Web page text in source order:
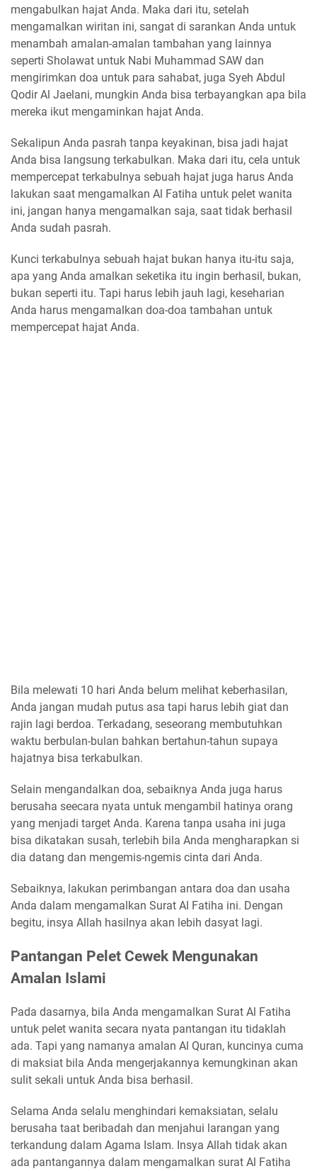
mengabulkan hajat Anda. Maka dari itu, setelah
mengamalkan wiritan ini, sangat di sarankan Anda untuk
menambah amalan-amalan tambahan yang lainnya
seperti Sholawat untuk Nabi Muhammad SAW dan
mengirimkan doa untuk para sahabat, juga Syeh Abdul
Qodir Al Jaelani, mungkin Anda bisa terbayangkan apa bila
mereka ikut mengaminkan hajat Anda.
Sekalipun Anda pasrah tanpa keyakinan, bisa jadi hajat
Anda bisa langsung terkabulkan. Maka dari itu, cela untuk
mempercepat terkabulnya sebuah hajat juga harus Anda
lakukan saat mengamalkan Al Fatiha untuk pelet wanita
ini, jangan hanya mengamalkan saja, saat tidak berhasil
Anda sudah pasrah.
Kunci terkabulnya sebuah hajat bukan hanya itu-itu saja,
apa yang Anda amalkan seketika itu ingin berhasil, bukan,
bukan seperti itu. Tapi harus lebih jauh lagi, keseharian
Anda harus mengamalkan doa-doa tambahan untuk
mempercepat hajat Anda.
Bila melewati 10 hari Anda belum melihat keberhasilan,
Anda jangan mudah putus asa tapi harus lebih giat dan
rajin lagi berdoa. Terkadang, seseorang membutuhkan
waktu berbulan-bulan bahkan bertahun-tahun supaya
hajatnya bisa terkabulkan.
Selain mengandalkan doa, sebaiknya Anda juga harus
berusaha seecara nyata untuk mengambil hatinya orang
yang menjadi target Anda. Karena tanpa usaha ini juga
bisa dikatakan susah, terlebih bila Anda mengharapkan si
dia datang dan mengemis-ngemis cinta dari Anda.
Sebaiknya, lakukan perimbangan antara doa dan usaha
Anda dalam mengamalkan Surat Al Fatiha ini. Dengan
begitu, insya Allah hasilnya akan lebih dasyat lagi.
Pantangan Pelet Cewek Mengunakan
Amalan Islami
Pada dasarnya, bila Anda mengamalkan Surat Al Fatiha
untuk pelet wanita secara nyata pantangan itu tidaklah
ada. Tapi yang namanya amalan Al Quran, kuncinya cuma
di maksiat bila Anda mengerjakannya kemungkinan akan
sulit sekali untuk Anda bisa berhasil.
Selama Anda selalu menghindari kemaksiatan, selalu
berusaha taat beribadah dan menjahui larangan yang
terkandung dalam Agama Islam. Insya Allah tidak akan
ada pantangannya dalam mengamalkan surat Al Fatiha